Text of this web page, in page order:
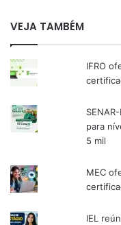
VEJA TAMBÉM
IFRO
para
5 mil
MEC
IEL